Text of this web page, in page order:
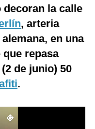
decoran la calle
, arteria
en una
repasa
de junio) 50
.